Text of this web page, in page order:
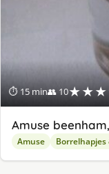
⏱ 15 min👥 10
Amuse
Amuse Borrelhapjes